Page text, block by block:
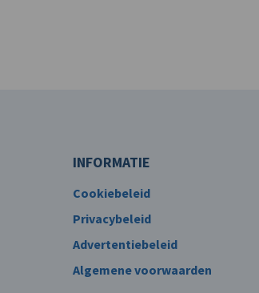
INFORMATIE
Cookiebeleid
Privacybeleid
Advertentiebeleid
Algemene voorwaarden